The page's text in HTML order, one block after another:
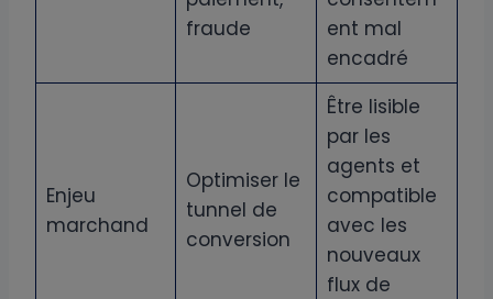
fraude
ent mal
encadré
Enjeu
marchand
Optimiser le
tunnel de
conversion
Être lisible
par les
agents et
compatible
avec les
nouveaux
flux de